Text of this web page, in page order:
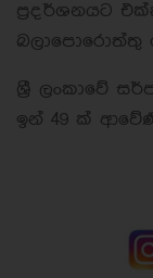
ප්‍රදර්ශනයට
බලාපොරොත්තු
ශ්‍රී ලංකාවේ
ඉන් 49 ක්